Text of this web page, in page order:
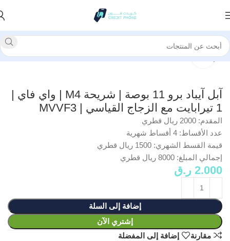
الرئيسية آيباد
انقر للتكبير
آبل آيباد برو 11 بوصة | شريحة M4 | واي فاي |
1 تيرابايت مع الزجاج القياسي | MVVF3
المقدم: 2000 ريال قطري
عدد الأقساط: 4 أقساط شهرية
قيمة القسط الشهري: 1500 ريال قطري
إجمالي المبلغ: 8000 ريال قطري
2.000 ر.ق
إضافة إلى السلة
إشتري الآن
مقارنة
إضافة إلى المفضلة